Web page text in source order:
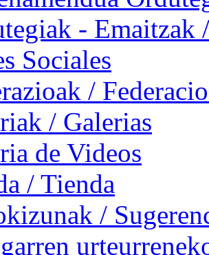
- Emaitzak
Sociales
/
/ Galerias
de Videos
/ Tienda
/